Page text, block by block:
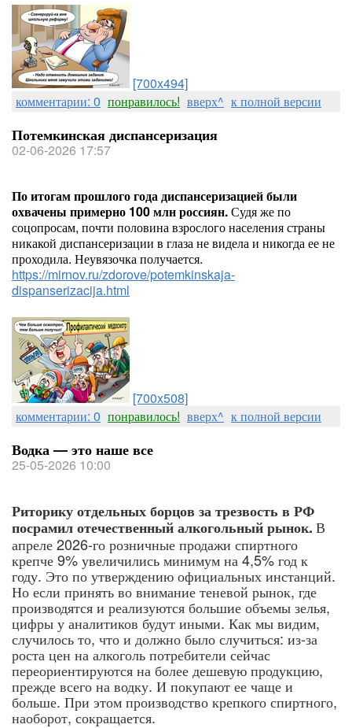
[700x494]
комментарии: 0 понравилось! вверх^ к полной версии
Потемкинская диспансеризация
02-06-2026 17:57
По итогам прошлого года диспансеризацией были
охвачены примерно 100 млн россиян.Судя же по
соцопросам, почти половина взрослого населения страны
никакой диспансеризации в глаза не видела и никогда ее не
проходила. Неувязочка получается.
https://mirnov.ru/zdorove/potemkinskaja-
dispanserizacija.html
[700x508]
комментарии: 0 понравилось! вверх^ к полной версии
Водка — это наше все
25-05-2026 10:00
Риторику отдельных борцов за трезвость в РФ
посрамил отечественный алкогольный рынок.В
апреле 2026-го розничные продажи спиртного
крепче 9% увеличились минимум на 4,5% год к
году. Это по утверждению официальных инстанций.
Но если принять во внимание теневой рынок, где
производятся и реализуются большие объемы зелья,
цифры у аналитиков будут иными. Как мы видим,
случилось то, что и должно было случиться: из-за
роста цен на алкоголь потребители сейчас
переориентируются на более дешевую продукцию,
прежде всего на водку. И покупают ее чаще и
больше. При этом производство крепкого спиртного,
наоборот, сокращается.